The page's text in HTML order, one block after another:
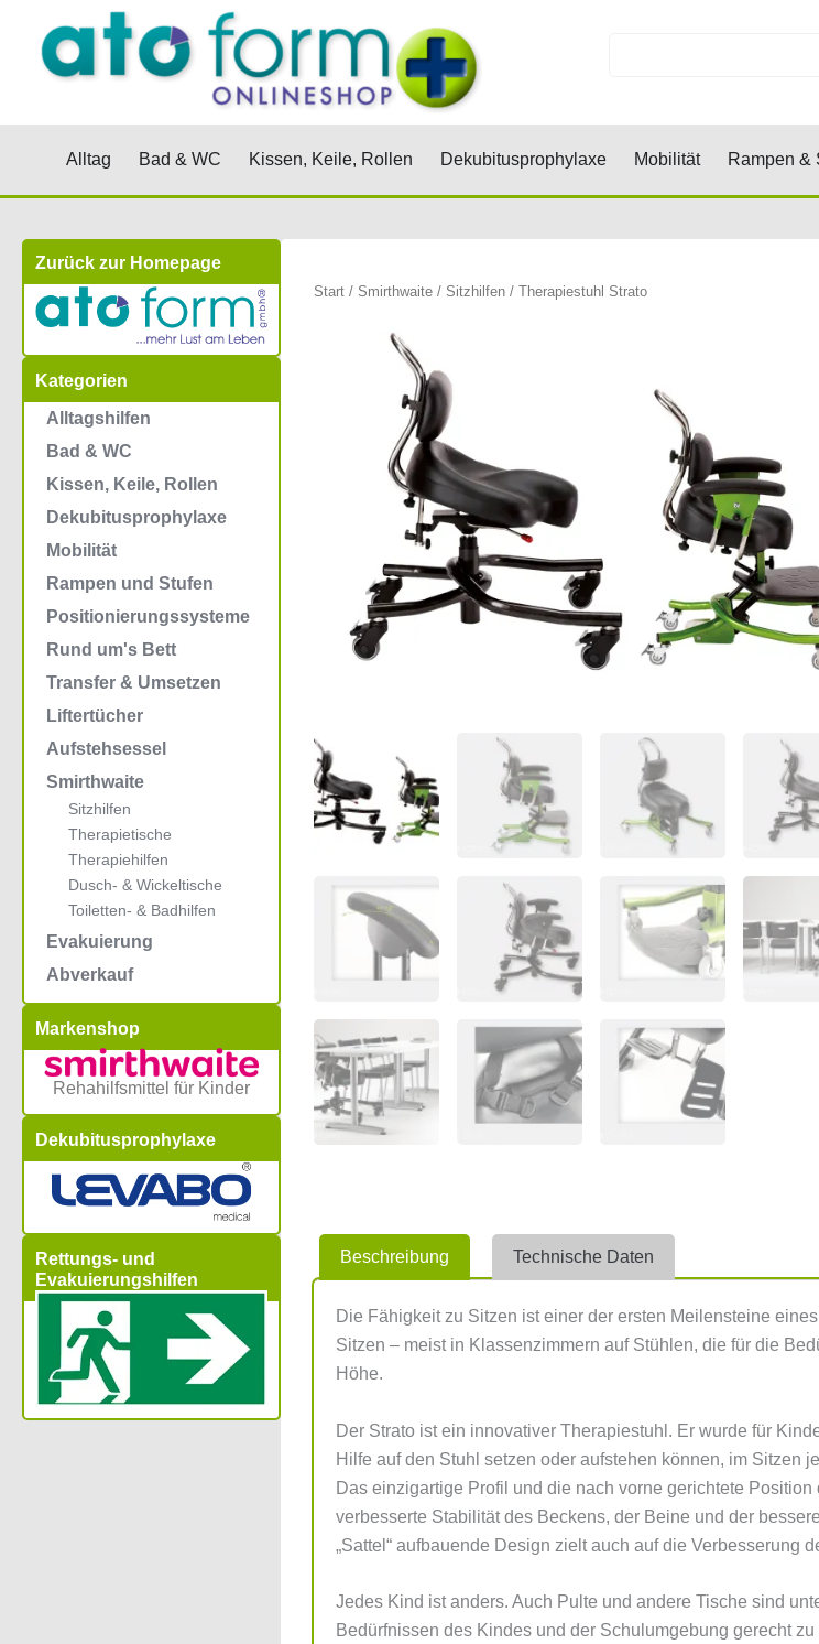
springen
Alltag Öffne Alltag
Bad & WC Öffne Bad & WC
Kissen, Keile, Rollen Öffne Kissen, Keile, Rollen
Dekubitusprophylaxe Öffne
Mobilität Öffne Mobilität
Rampen &
Zurück zur Homepage
Kategorien
Alltagshilfen
Bad & WC
Kissen, Keile, Rollen
Dekubitusprophylaxe
Mobilität
Rampen und Stufen
Positionierungssysteme
Rund um's Bett
Transfer & Umsetzen
Liftertücher
Aufstehsessel
Smirthwaite
Sitzhilfen
Therapietische
Therapiehilfen
Dusch- & Wickeltische
Toiletten- & Badhilfen
Evakuierung
Abverkauf
Markenshop
Rehahilfsmittel für Kinder
Dekubitusprophylaxe
Rettungs- und
Evakuierungshilfen
Start/ Smirthwaite/ Sitzhilfen/ Therapiestuhl Strato
Beschreibung Technische Daten
Die Fähigkeit zu Sitzen ist einer der ersten Meilensteine
Sitzen – meist in Klassenzimmern auf Stühlen, die für die
Höhe.
Der Strato ist ein innovativer Therapiestuhl. Er wurde für
Hilfe auf den Stuhl setzen oder aufstehen können, im Sitzen
Das einzigartige Profil und die nach vorne gerichtete
verbesserte Stabilität des Beckens, der Beine und der
„Sattel“ aufbauende Design zielt auch auf die Verbesserung
Jedes Kind ist anders. Auch Pulte und andere Tische sind
Bedürfnissen des Kindes und der Schulumgebung gerecht zu